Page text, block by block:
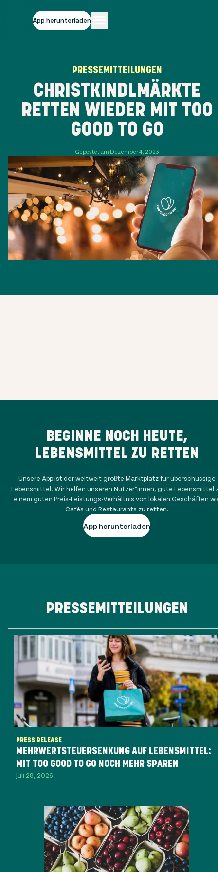
App herunterladen
PRESSEMITTEILUNGEN
CHRISTKINDLMÄRKTE
RETTEN WIEDER MIT TOO
GOOD TO GO
Gepostet am Dezember 4, 2023
BEGINNE NOCH HEUTE,
LEBENSMITTEL ZU RETTEN
Unsere App ist der weltweit größte Marktplatz für überschüssige
Lebensmittel. Wir helfen unseren Nutzer*innen, gute Lebensmittel
einem guten Preis-Leistungs-Verhältnis von lokalen Geschäften
Cafés und Restaurants zu retten.
App herunterladen
PRESSEMITTEILUNGEN
PRESS RELEASE
MEHRWERTSTEUERSENKUNG AUF LEBENSMITTEL:
MIT TOO GOOD TO GO NOCH MEHR SPAREN
Juli 28, 2026